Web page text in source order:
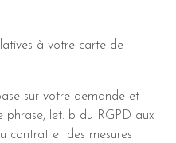
à votre carte de
sur votre demande et
phrase, let. b du RGPD aux
contrat et des mesures